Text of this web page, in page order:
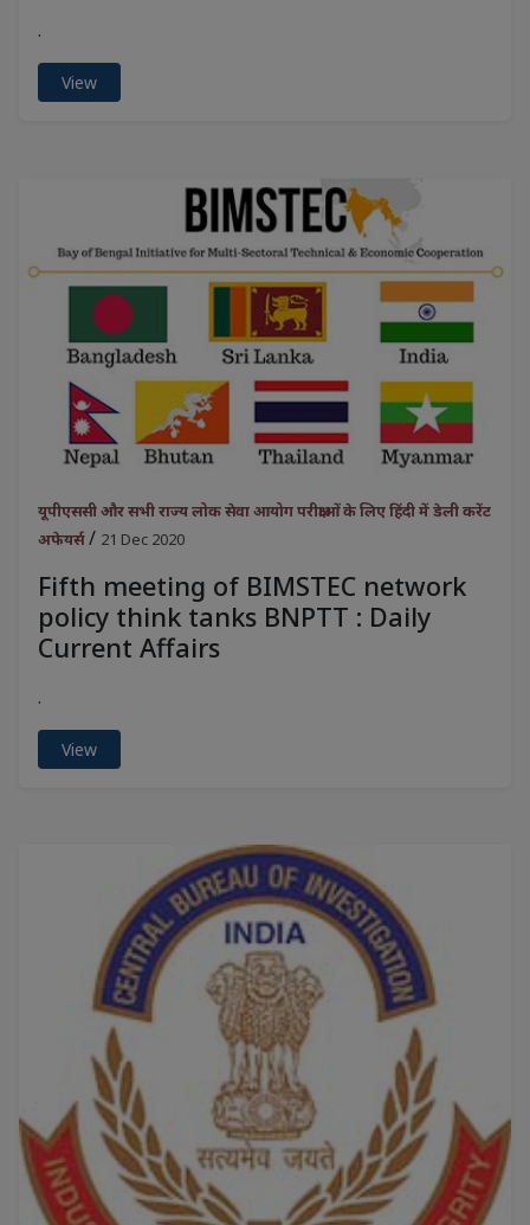
.
View
यूपीएससी और सभी राज्य लोक सेवा आयोग परीक्षाओं के लिए हिंदी में डेली करेंट
अफेयर्स/ 21 Dec 2020
Fifth meeting of BIMSTEC network
policy think tanks BNPTT : Daily
Current Affairs
.
View